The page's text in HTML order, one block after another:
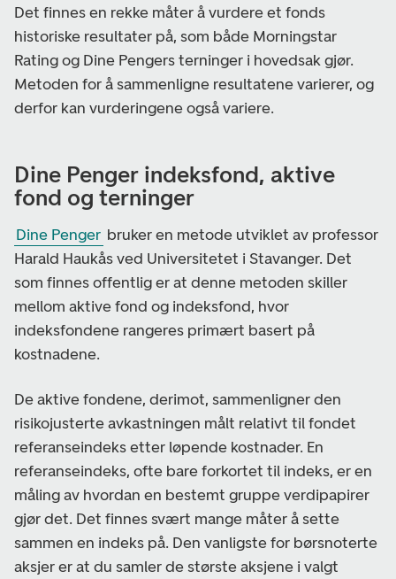
Det finnes en rekke måter å vurdere et fonds
historiske resultater på, som både Morningstar
Rating og Dine Pengers terninger i hovedsak gjør.
Metoden for å sammenligne resultatene varierer, og
derfor kan vurderingene også variere.
Dine Penger indeksfond, aktive
fond og terninger
Dine Penger bruker en metode utviklet av professor
Harald Haukås ved Universitetet i Stavanger. Det
som finnes offentlig er at denne metoden skiller
mellom aktive fond og indeksfond, hvor
indeksfondene rangeres primært basert på
kostnadene.
De aktive fondene, derimot, sammenligner den
risikojusterte avkastningen målt relativt til fondet
referanseindeks etter løpende kostnader. En
referanseindeks, ofte bare forkortet til indeks, er en
måling av hvordan en bestemt gruppe verdipapirer
gjør det. Det finnes svært mange måter å sette
sammen en indeks på. Den vanligste for børsnoterte
aksjer er at du samler de største aksjene i valgt